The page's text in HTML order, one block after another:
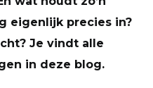
eigenlijk precies in?
Je vindt alle
in deze blog.